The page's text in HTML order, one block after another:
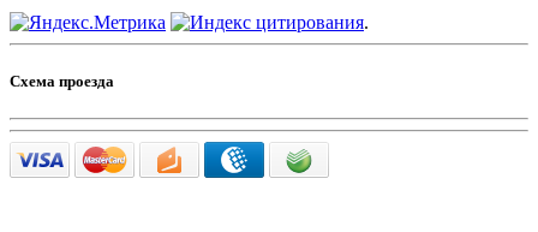
.
Схема проезда